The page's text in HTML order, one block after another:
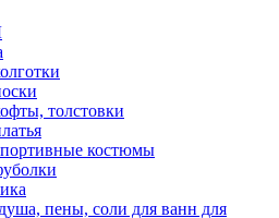
толстовки
костюмы
пены, соли для ванн для